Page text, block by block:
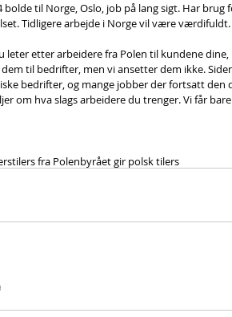
bolde til Norge, Oslo, job på lang sigt. Har
Tidligere arbejde i Norge vil være værdifuldt.
leter etter arbeidere fra Polen til kundene
til bedrifter, men vi ansetter dem ikke.
bedrifter, og mange jobber der fortsatt den
om hva slags arbeidere du trenger. Vi får
tilers fra Polenbyrået gir polsk tilers